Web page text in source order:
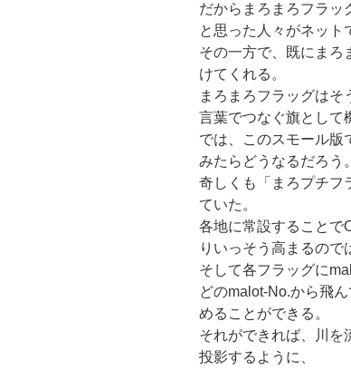
だからまろまろフラッ
と思った人々がネット
その一方で、既にまろ
けてくれる。
まろまろフラッグはそ
言葉でつなぐ旗として
では、このスモール版
みたらどうなるだろう。
奇しくも「まろプチフ
ていた。
各地に常設することで
りいっそう高まるので
そして各フラッグに
どのmalot-No.から飛
めることができる。
それができれば、川を
投影するように、